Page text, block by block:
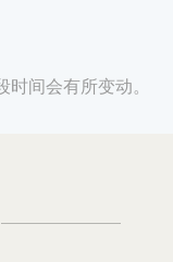
间会有所变动。